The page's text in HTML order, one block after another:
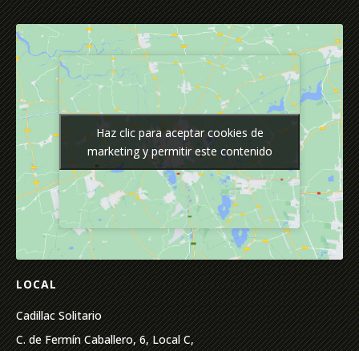
LOCAL
Cadillac Solitario
C. de Fermín Caballero, 6, Local C,
Haz clic para aceptar cookies de
marketing y permitir este contenido
Haz clic para aceptar cookies de
marketing y permitir este contenido